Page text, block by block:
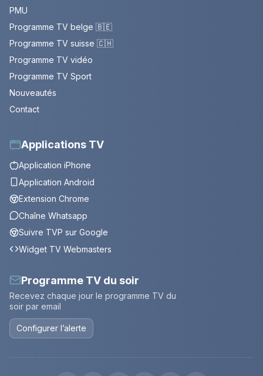
PMU
Programme TV belge 🇧🇪
Programme TV suisse 🇨🇭
Programme TV vidéo
Programme TV Sport
Nouveautés
Contact
Applications TV
Application iPhone
Application Android
Extension Chrome
Chaîne Whatsapp
Suivre TVP sur Google
Widget TV Webmasters
Programme TV du soir
Recevez chaque jour le programme TV du
soir par email
Configurer l’alerte